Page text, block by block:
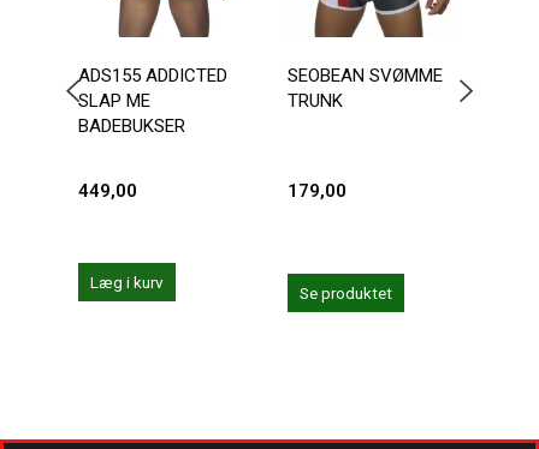
ADS155 ADDICTED
SLAP ME
BADEBUKSER
449,00
Læg i kurv
SEOBEAN SVØMME
TRUNK
179,00
Se produktet